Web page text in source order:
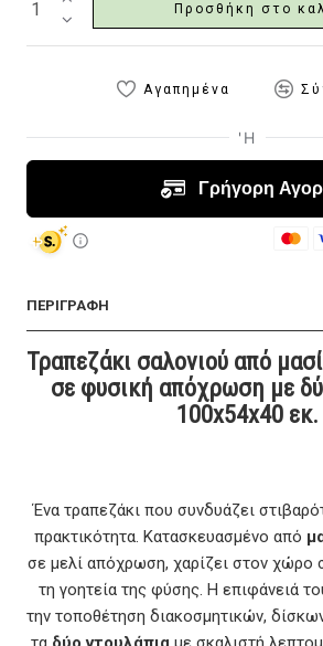
Προσθήκη στο
Αγαπημένα
ΠΕΡΙΓΡΑΦΗ
Τραπεζάκι σαλονιού από
σε φυσική απόχρωση με
100x54x40 εκ.
Ένα τραπεζάκι που συνδυάζει
πρακτικότητα. Κατασκευασμένο από
σε μελί απόχρωση, χαρίζει στον χώρο
τη γοητεία της φύσης. Η επιφάνειά
την τοποθέτηση διακοσμητικών,